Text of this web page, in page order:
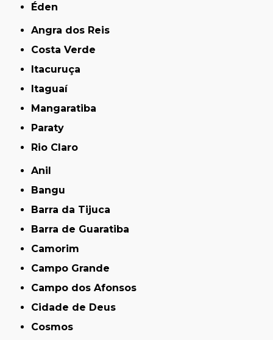
Éden
Angra dos Reis
Costa Verde
Itacuruça
Itaguaí
Mangaratiba
Paraty
Rio Claro
Anil
Bangu
Barra da Tijuca
Barra de Guaratiba
Camorim
Campo Grande
Campo dos Afonsos
Cidade de Deus
Cosmos